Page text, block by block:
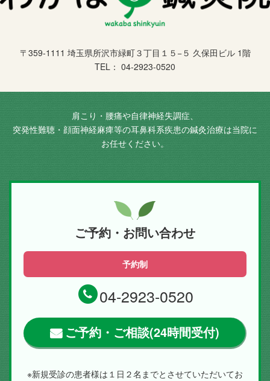
〒359-1111 埼玉県所沢市緑町３丁目１５−５ 久保田ビル 1階
TEL： 04-2923-0520
肩こり・腰痛や自律神経失調症、
突発性難聴・顔面神経麻痺等の耳鼻科系疾患の鍼灸治療は当院に
お任せください。
ご予約・お問い合わせ
予約制
04-2923-0520
ご予約・ご相談(24時間受付)
※新規受診の患者様は１日２名までとさせていただいてお